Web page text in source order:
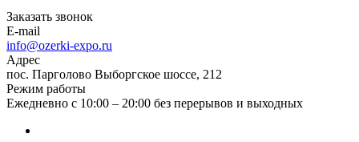
Заказать звонок
E-mail
info@ozerki-expo.ru
Адрес
пос. Парголово Выборгское шоссе, 212
Режим работы
Ежедневно с 10:00 – 20:00 без перерывов и выходных